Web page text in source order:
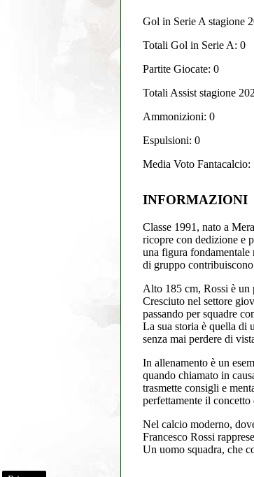
Gol in Serie A stagione
Totali Gol in Serie A: 0
Partite Giocate: 0
Totali Assist stagione
Ammonizioni: 0
Espulsioni: 0
Media Voto Fantacalcio:
INFORMAZIONI
Classe 1991, nato a
ricopre con dedizione e
una figura fondamentale
di gruppo contribuiscono
Alto 185 cm, Rossi è un
Cresciuto nel settore
passando per squadre
La sua storia è quella di
senza mai perdere di
In allenamento è un
quando chiamato in
trasmette consigli e
perfettamente il concetto
Nel calcio moderno,
Francesco Rossi
Un uomo squadra, che